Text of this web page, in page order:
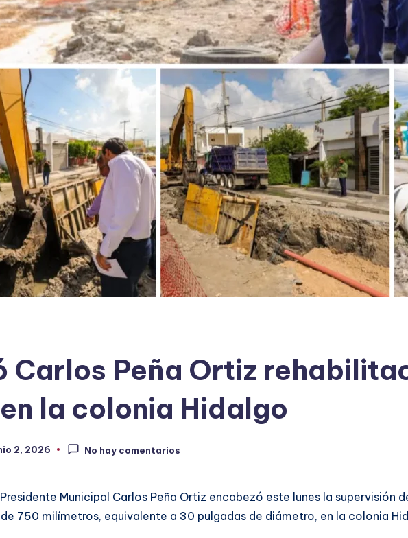
Carlos Peña Ortiz
la colonia Hidalgo
2, 2026 No hay comentarios
Presidente Municipal Carlos Peña Ortiz encabezó este lunes la
750 milímetros, equivalente a 30 pulgadas de diámetro, en la colonia